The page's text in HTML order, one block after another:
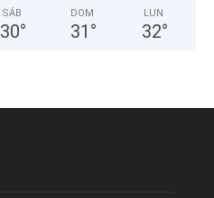
SÁB
30°
DOM
31 °
LUN
32°